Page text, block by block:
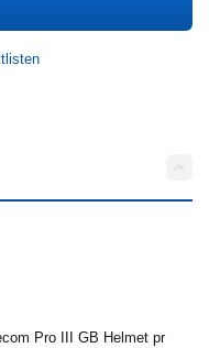
Pro III GB Helmet pr